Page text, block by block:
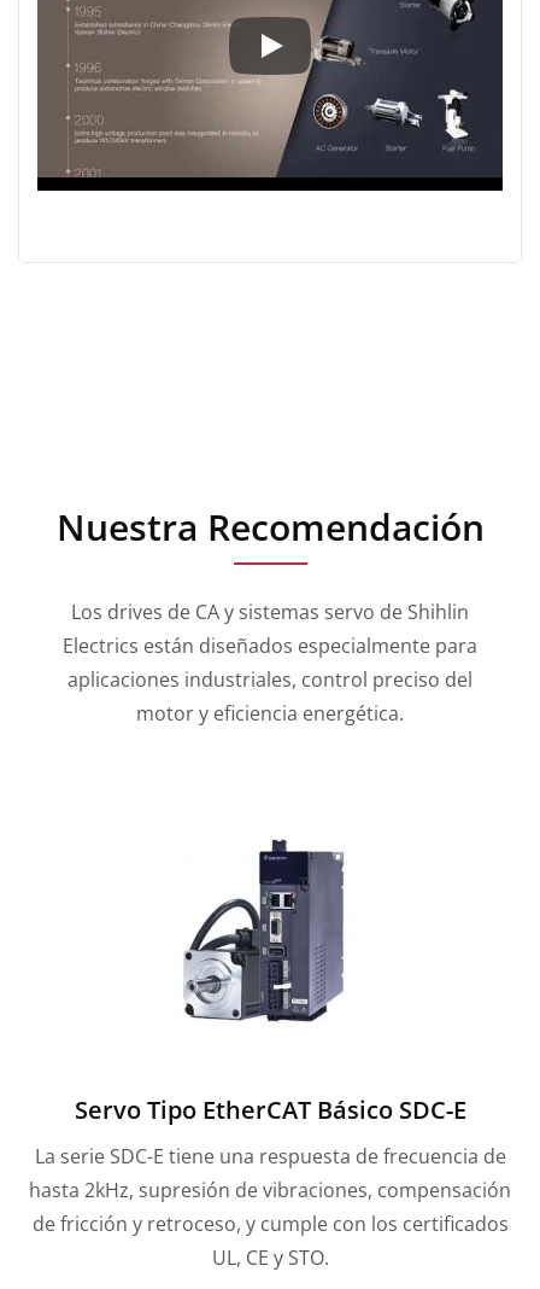
Nuestra historia
Nuestra Recomendación
Los drives de CA y sistemas servo de Shihlin
Electrics están diseñados especialmente para
aplicaciones industriales, control preciso del
motor y eficiencia energética.
Servo Tipo EtherCAT Básico SDC-E
La serie SDC-E tiene una respuesta de frecuencia de
hasta 2kHz, supresión de vibraciones, compensación
de fricción y retroceso, y cumple con los certificados
UL, CE y STO.